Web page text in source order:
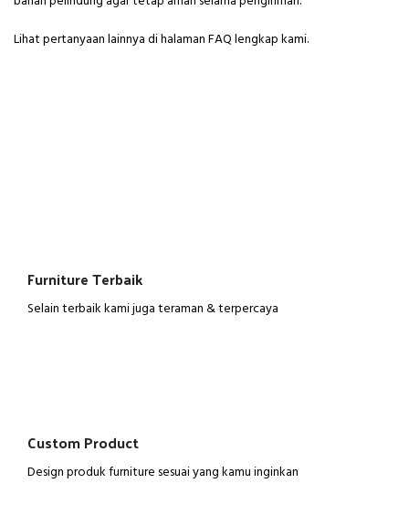
Lihat pertanyaan lainnya di halamanFAQ lengkapkami.
Furniture Terbaik
Selain terbaik kami juga teraman & terpercaya
Custom Product
Design produk furniture sesuai yang kamu inginkan